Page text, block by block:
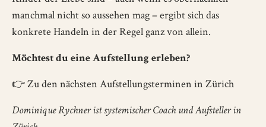
manchmal nicht so aussehen mag – ergibt sich das
konkrete Handeln in der Regel ganz von allein.
Möchtest du eine Aufstellung erleben?
👉Zu den nächsten Aufstellungsterminen in Zürich
Dominique Rychner ist systemischer Coach und Aufsteller in